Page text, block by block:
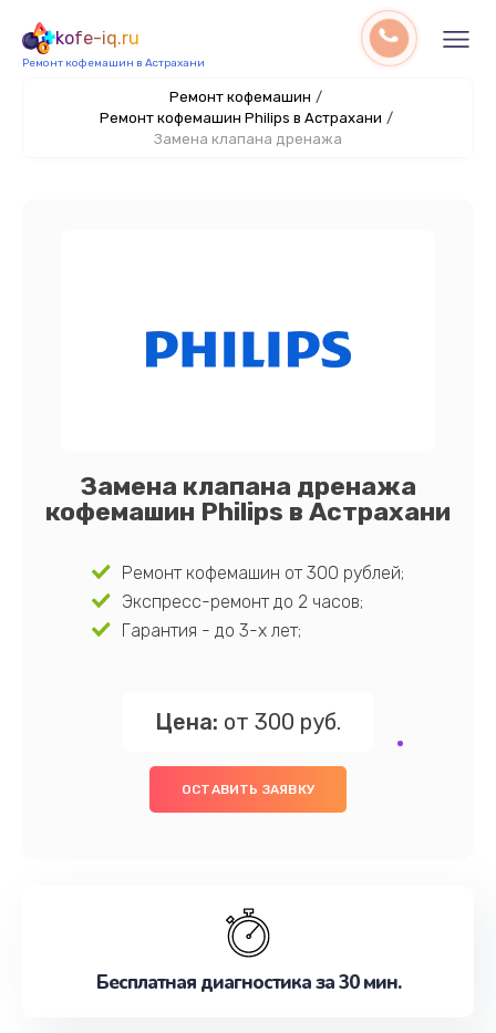
kofe-iq.ru
Ремонт кофемашин в Астрахани
Ремонт кофемашин /
Ремонт кофемашин Philips в Астрахани /
Замена клапана дренажа
Замена клапана дренажа
кофемашин Philips в Астрахани
Ремонт кофемашин от 300 рублей;
Экспресс-ремонт до 2 часов;
Гарантия - до 3-х лет;
Цена: от 300 руб.
ОСТАВИТЬ ЗАЯВКУ
Бесплатная диагностика за 30 мин.